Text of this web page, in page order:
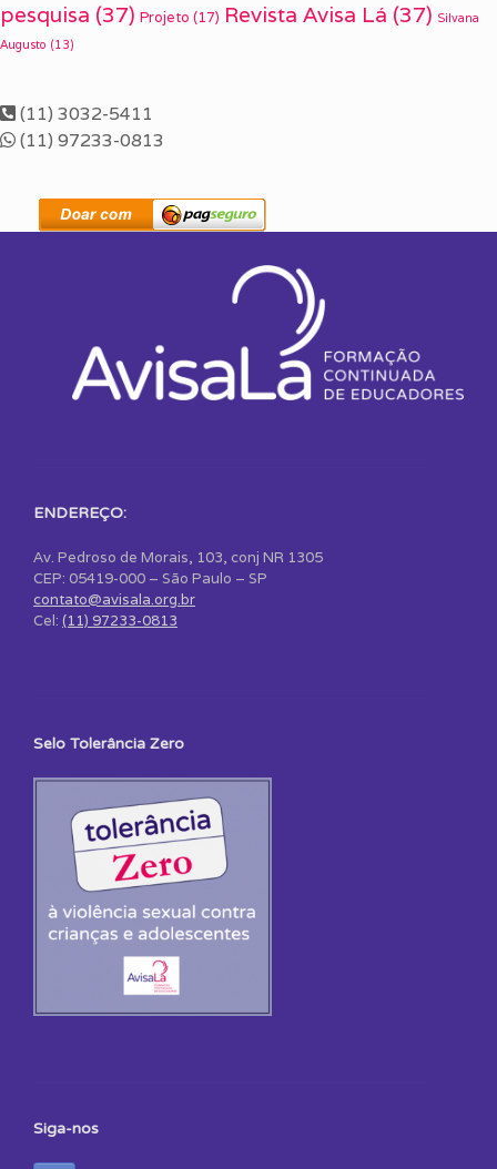
pesquisa (37) Projeto (17) Revista Avisa Lá (37) Silvana
Augusto (13)
(11) 3032-5411
(11) 97233-0813
ENDEREÇO:
Av. Pedroso de Morais, 103, conj NR 1305
CEP: 05419-000 – São Paulo – SP
contato@avisala.org.br
Cel: (11) 97233-0813
Selo Tolerância Zero
Siga-nos